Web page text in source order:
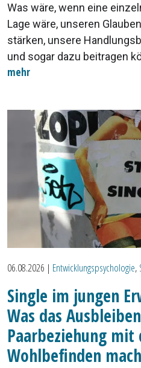
Was wäre, wenn eine
Lage wäre, unseren
stärken, unsere
und sogar dazu beitragen
mehr
06.08.2026 | Entwicklungspsychologie,
Single im jungen
Was das
Paarbeziehung mit
Wohlbefinden